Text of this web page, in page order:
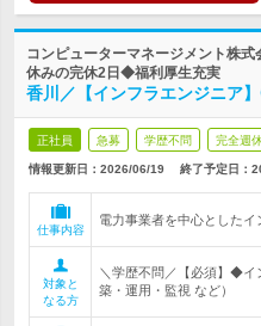
コンピューターマネージメント株
休みの完休2日◆福利厚生充実
香川／【インフラエンジニア
正社員 急募 学歴不問 完全週
情報更新日：2026/06/19 終了予定日：
仕事内容
電力事業者を中心とした
対象と
なる方
＼学歴不問／【必須】◆イ
築・運用・監視 など）